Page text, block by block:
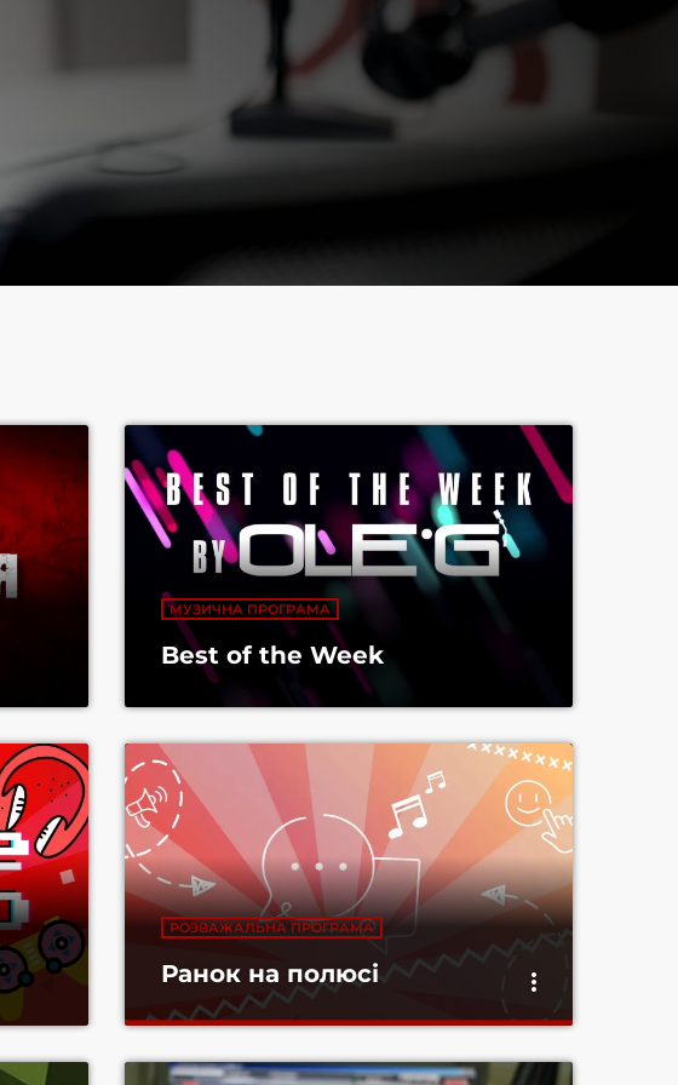
МУЗИЧНА ПРОГРАМА
Best of the Week
РОЗВАЖАЛЬНА ПРОГРАМА
Ранок на полюсі more_vert
Ранок на полюсі
close